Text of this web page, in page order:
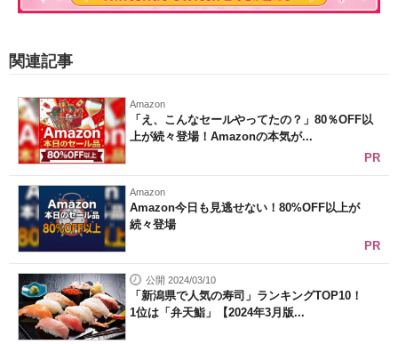
関連記事
Amazon
「え、こんなセールやってたの？」80％OFF以
上が続々登場！Amazonの本気が...
PR
Amazon
Amazon今日も見逃せない！80%OFF以上が
続々登場
PR
公開 2024/03/10
「新潟県で人気の寿司」ランキングTOP10！
1位は「弁天鮨」【2024年3月版...